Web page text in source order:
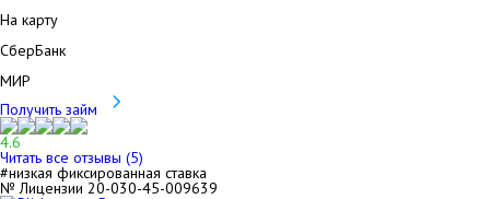
На карту
СберБанк
МИР
Получить займ
4.6
Читать все отзывы (5)
#низкая фиксированная ставка
№ Лицензии 20-030-45-009639